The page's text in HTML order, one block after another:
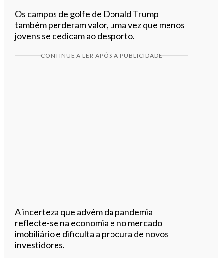
Os campos de golfe de Donald Trump
também perderam valor, uma vez que menos
jovens se dedicam ao desporto.
CONTINUE A LER APÓS A PUBLICIDADE
A incerteza que advém da pandemia
reflecte-se na economia e no mercado
imobiliário e dificulta a procura de novos
investidores.